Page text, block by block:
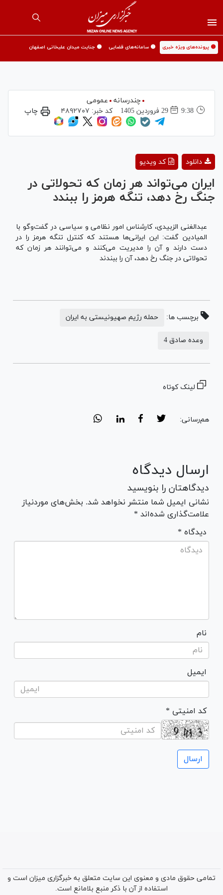
🟡 پرونده‌های ویژه خبری 🟡 سامانه‌های قضایی 🟡 جنایت میدان علیخانی اصفهان
چندرسانه
عمومی
9:38
29 فروردين 1405 کد خبر: ۴۸۹۲۷۰۷ چاپ
Video
کد ویدیو دانلود
ایران می‌تواند هر زمان که تحولاتی در
جنگ رخ دهد، تنگه هرمز را ببندد
عبدالغنی الزبیدی، کارشناس امور نظامی و سیاسی در گفت‌وگو با
المیادین گفت: این ایرانی‌ها هستند که کنترل تنگه هرمز را در
دست دارند و آن را مدیریت می‌کنند و می‌توانند هر زمان که
تحولاتی در جنگ رخ دهد، آن را ببندند
برچسب ها: حمله رژیم صهیونیستی به ایران
وعده صادق 4
لینک کوتاه
هم‌رسانی:
ارسال دیدگاه
دیدگاهتان را بنویسید
نشانی ایمیل شما منتشر نخواهد شد. بخش‌های موردنیاز
علامت‌گذاری شده‌اند *
* دیدگاه
نام
ایمیل
* کد امنیتی
تمامی حقوق مادی و معنوی این سایت متعلق به خبرگزاری میزان است و
استفاده از آن با ذکر منبع بلامانع است.